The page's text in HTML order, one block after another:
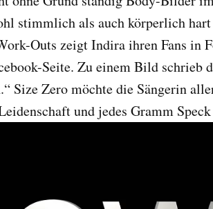
stimmlich als auch körperlich
Outs zeigt Indira ihren Fans in
Seite. Zu einem Bild schrieb
Size Zero möchte die Sängerin
und jedes Gramm